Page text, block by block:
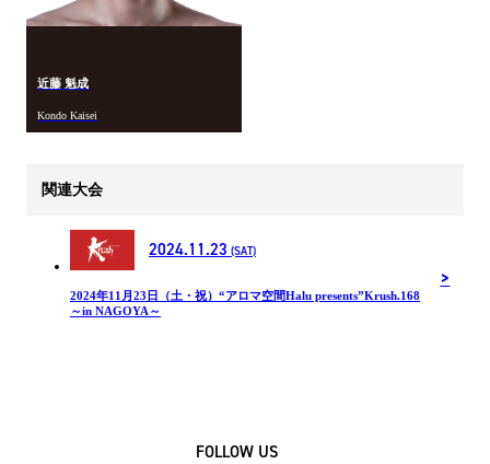
近藤 魁成
Kondo Kaisei
関連大会
2024.11.23 (SAT)
2024年11月23日（土・祝）“アロマ空間Halu presents”Krush.168
～in NAGOYA～
FOLLOW US